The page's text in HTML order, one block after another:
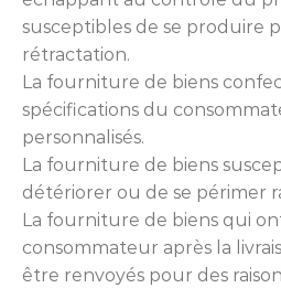
susceptibles de se produire
rétractation.
La fourniture de biens
spécifications du
personnalisés.
La fourniture de biens
détériorer ou de se périmer
La fourniture de biens qui
consommateur après la
être renvoyés pour des